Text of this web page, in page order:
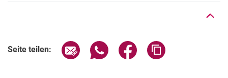
Seite teilen: Seite über E-Mail teilen
Seite über WhatsApp teilen
Seite über Facebook